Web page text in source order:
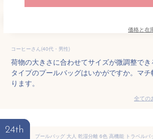
価格と在
コーヒーさん(40代・男性)
荷物の大きさに合わせてサイズが微調整で
タイプのプールバッグはいかがですか。マ
ります。
全ての
24th